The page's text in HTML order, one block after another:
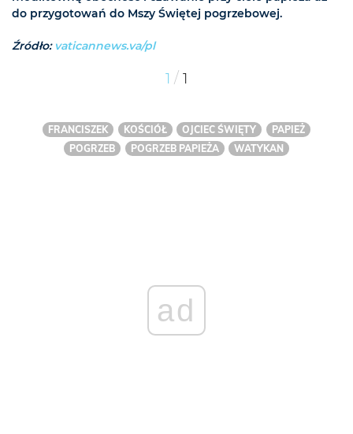
do przygotowań do Mszy Świętej pogrzebowej.
Źródło: vaticannews.va/pl
1 / 1
FRANCISZEK KOŚCIÓŁ OJCIEC ŚWIĘTY
PAPIEŻ
POGRZEB
POGRZEB PAPIEŻA WATYKAN
ad